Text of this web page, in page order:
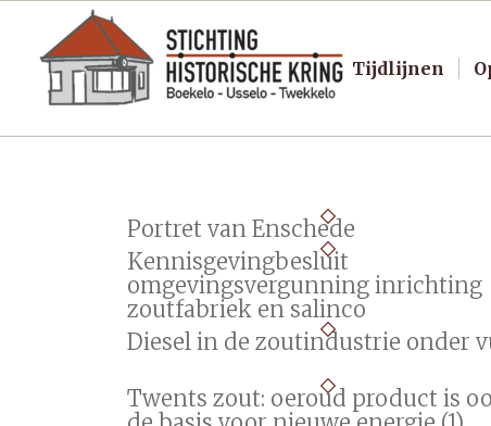
Tijdlijnen
Portret van Enschede
Kennisgevingbesluit
omgevingsvergunning inrichting
zoutfabriek en salinco
Diesel in de zoutindustrie onder
Twents zout: oeroud product is